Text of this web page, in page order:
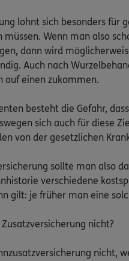
lohnt sich besonders
müssen. Wenn man also
dann wird
Auch nach
auf einen zukommen.
besteht die Gefahr,
sich auch für diese
von der gesetzlichen
sollte man also
verschiedene
gilt: je früher man eine
nicht?
nicht,